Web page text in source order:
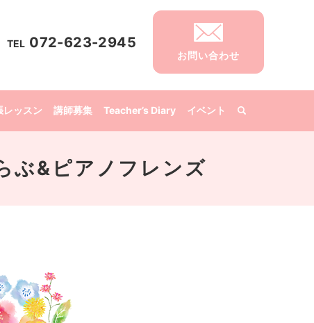
レッスン 講師募集 Teacher’s Diary イベント
TEL 072-623-2945
お問い合わせ
&ピアノフレンズ